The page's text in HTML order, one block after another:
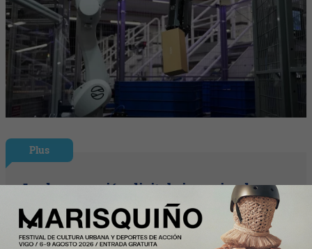
Plus
La desconexión digital sigue siendo
asignatura pendiente: el 46% de los
trabajadores desconecta al terminar su
jornada